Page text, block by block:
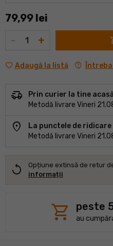
79,99 lei
-
+
Adaugă la listă contact_support
delivery_truck_speed
Prin curier la tine acasă
Metodă livrare Vineri
location_on
La punctele de ridicare
Metodă livrare Vineri
replay Opțiune extinsă de retur
informații
shopping_cart peste
au